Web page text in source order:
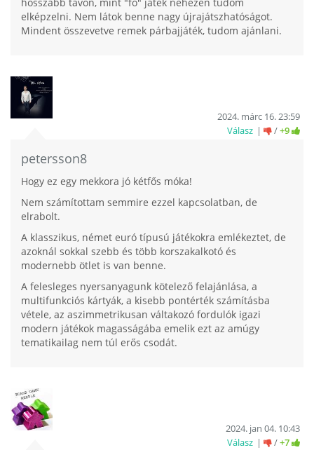
elképzelni. Nem látok benne nagy újrajátszhatóságot.
Mindent összevetve remek párbajjáték, tudom ajánlani.
petersson8
2024. márc 16. 23:59
Válasz
/+9
Hogy ez egy mekkora jó kétfős móka!
Nem számítottam semmire ezzel kapcsolatban, de
elrabolt.
A klasszikus, német euró típusú játékokra emlékeztet, de
azoknál sokkal szebb és több korszakalkotó és
modernebb ötlet is van benne.
A felesleges nyersanyagunk kötelező felajánlása, a
multifunkciós kártyák, a kisebb pontérték számításba
vétele, az aszimmetrikusan váltakozó fordulók igazi
modern játékok magasságába emelik ezt az amúgy
tematikailag nem túl erős csodát.
2024. jan 04. 10:43
Válasz
/+7